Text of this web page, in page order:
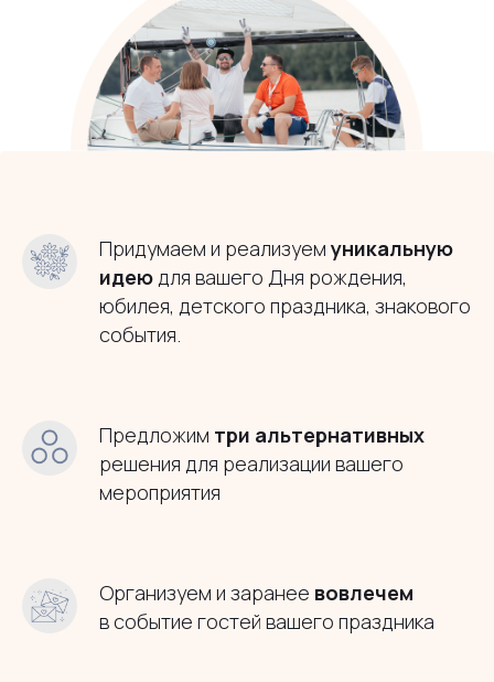
Придумаем и реализуем уникальную
идеюдля вашего Дня рождения,
юбилея, детского праздника, знакового
события.
Предложим три альтернативных
решения для реализации вашего
мероприятия
Организуем и заранее вовлечем
в событие гостей вашего праздника